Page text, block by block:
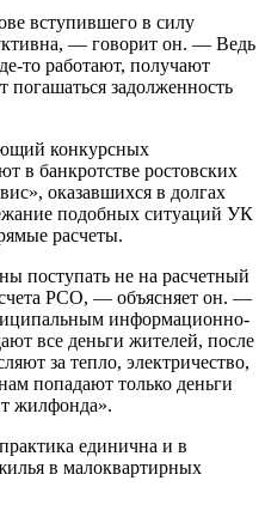
вступившего в силу
— говорит он. — Ведь
то работают, получают
погашаться задолженность
конкурсных
в банкротстве рос­товских
оказавшихся в долгах
подобных ситуаций УК
расчеты.
поступать не на расчетный
РСО, — объясняет он. —
инфор­мационно-
все деньги жителей, после
за тепло, электричество,
попадают только деньги
жилфонда».
единична и в
в малоквартирных